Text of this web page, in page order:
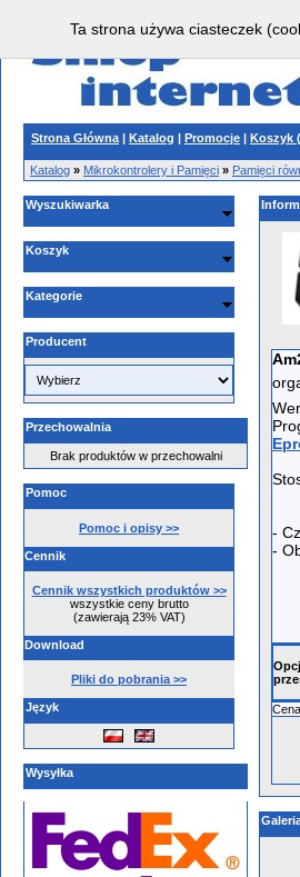
Strona Główna | Katalog | Promocje | Koszyk (
Katalog » Mikrokontrolery i Pamięci » Pamięci
Wyszukiwarka
Koszyk
Kategorie
Producent
Przechowalnia
Brak produktów w przechowalni
Pomoc
Pomoc i opisy >>
Cennik
Cennik wszystkich produktów >>
wszystkie ceny brutto
(zawierają 23% VAT)
Download
Pliki do pobrania >>
Język
Wysyłka
-
-
Cena
Ta strona używa ciasteczek